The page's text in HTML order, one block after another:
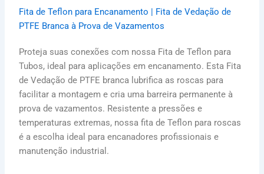
Fita de Teflon para Encanamento | Fita de Vedação de
PTFE Branca à Prova de Vazamentos
Proteja suas conexões com nossa Fita de Teflon para
Tubos, ideal para aplicações em encanamento. Esta Fita
de Vedação de PTFE branca lubrifica as roscas para
facilitar a montagem e cria uma barreira permanente à
prova de vazamentos. Resistente a pressões e
temperaturas extremas, nossa fita de Teflon para roscas
é a escolha ideal para encanadores profissionais e
manutenção industrial.